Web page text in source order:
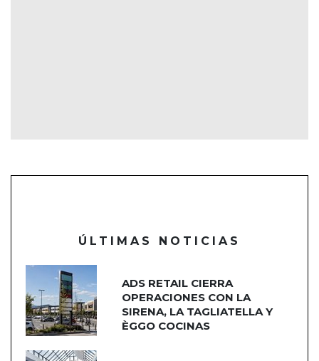
ÚLTIMAS NOTICIAS
ADS RETAIL CIERRA
OPERACIONES CON LA
SIRENA, LA TAGLIATELLA Y
ÈGGO COCINAS